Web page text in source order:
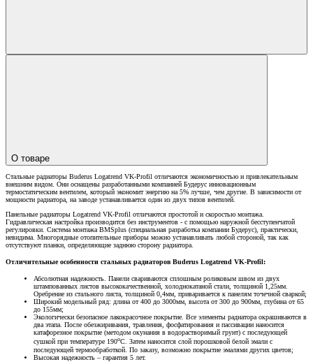
О товаре
Стальные радиаторы Buderus Logatrend VK-Profil отличаются экономичностью и привлекательным
внешним видом. Они оснащены разработанными компанией Будерус инновационным
термостатическим вентилем, который экономит энергию на 5% лучше, чем другие. В зависимости от
мощности радиатора, на заводе устанавливается один из двух типов вентилей.
Панельные радиаторы Logatrend VK-Profil отличаются простотой и скоростью монтажа.
Гидравлическая настройка производится без инструментов - с помощью наружной бесступенчатой
регулировки. Система монтажа BMSplus (специальная разработка компании Будерус), практически,
невидима. Многорядные отопительные приборы можно устанавливать любой стороной, так как
отсутствуют планки, определяющие заднюю сторону радиатора.
Отличительные особенности стальных радиаторов Buderus Logatrend VK-Profil:
Абсолютная надежность. Панели свариваются сплошным роликовым швом из двух
штампованных листов высококачественной, холоднокатаной стали, толщиной 1,25мм.
Оребрение из стального листа, толщиной 0,4мм, приваривается к панелям точечной сваркой;
Широкий модельный ряд: длина от 400 до 3000мм, высота от 300 до 900мм, глубина от 65
до 155мм;
Экологически безопасное лакокрасочное покрытие. Все элементы радиатора окрашиваются в
два этапа. После обезжиривания, травления, фосфатирования и пассивации наносится
катафорезное покрытие (методом окунания в водорастворимый грунт) с последующей
сушкой при температуре 190оС. Затем наносится слой порошковой белой эмали с
последующей термообработкой. По заказу, возможно покрытие эмалями других цветов;
Высокая надежность – гарантия 5 лет.